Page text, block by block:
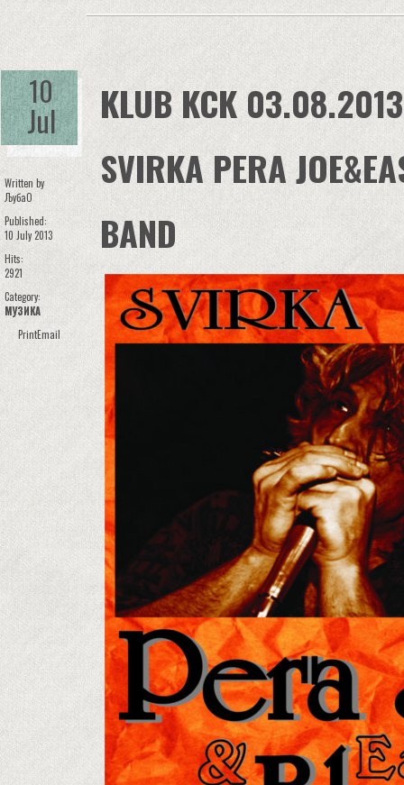
10
Jul
Written by
ЉубаО
Published:
10 July 2013
Hits:
2921
Category:
МУЗИКА
PrintEmail
KLUB KCK
SVIRKA PERA
BAND